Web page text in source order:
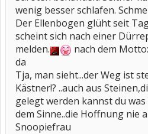
wenig besser schlafen.
Der Ellenbogen glüht seit
scheint sich nach einer
melden.
nach dem
da
Tja, man sieht...der Weg ist
Kästner!? ..auch aus
gelegt werden kannst du was
dem Sinne..die Hoffnung nie
Snoopiefrau